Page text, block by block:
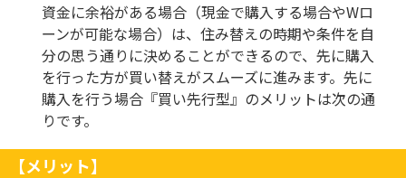
資金に余裕がある場合（現金で購入する場合やWロ
ーンが可能な場合）は、住み替えの時期や条件を自
分の思う通りに決めることができるので、先に購入
を行った方が買い替えがスムーズに進みます。先に
購入を行う場合『買い先行型』のメリットは次の通
りです。
【メリット】